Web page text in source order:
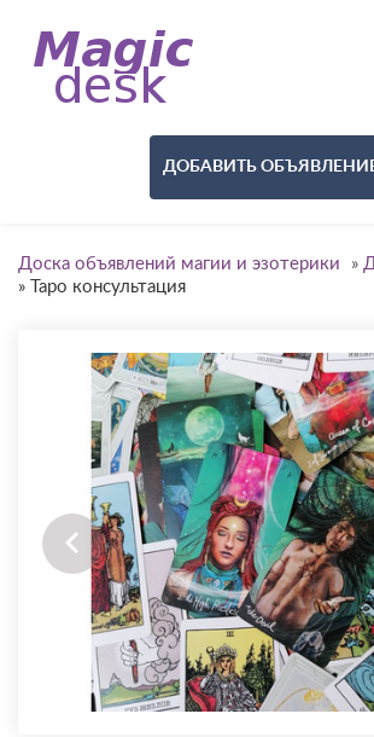
ДОБАВИТЬ
Доска объявлений магии и эзотерики »
»
Таро консультация